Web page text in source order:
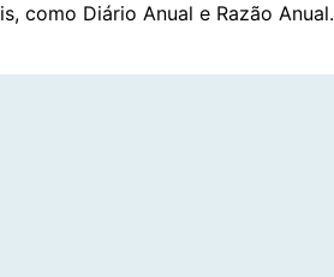
como Diário Anual e Razão Anual.